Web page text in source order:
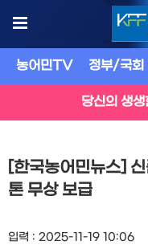
농어민TV 정부/국회
당신의 생
[한국농어민뉴스] 신
톤 무상 보급
입력 : 2025-11-19 10:06